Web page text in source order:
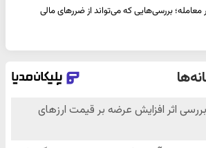
معامله؛ بررسی‌هایی که می‌تواند از ضررهای مالی